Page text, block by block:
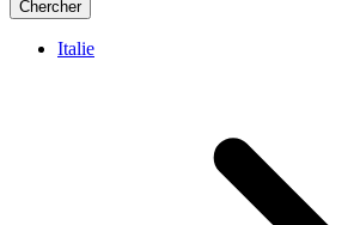
Chercher
Italie